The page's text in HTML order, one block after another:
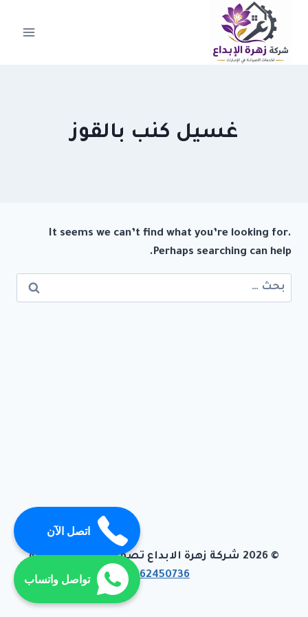
التجاوز
المحتوى
غسيل كنب بالقوز
It seems we can’t find what you’re looking for.
Perhaps searching can help.
البحث
عن:
© 2026 شركة زهرة الابداع تصميم وبرمجة تيفاجو
01062450736
اتصل الآن
تواصل واتساب